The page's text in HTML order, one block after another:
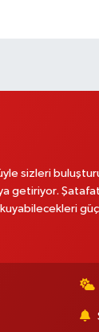
sizleri
getiriyor.